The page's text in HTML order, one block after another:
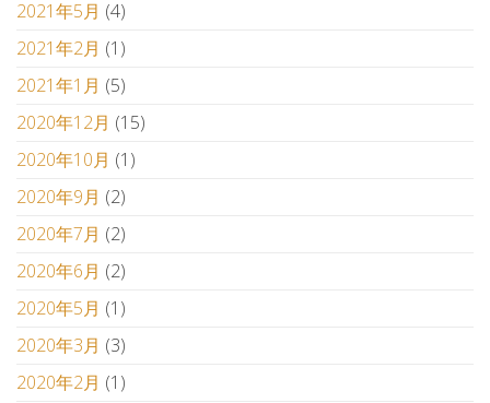
2021年5月 (4)
2021年2月 (1)
2021年1月 (5)
2020年12月 (15)
2020年10月 (1)
2020年9月 (2)
2020年7月 (2)
2020年6月 (2)
2020年5月 (1)
2020年3月 (3)
2020年2月 (1)